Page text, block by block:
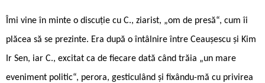
Îmi vine în minte o discuție cu C., ziarist, „om de presă“, cum îi
plăcea să se prezinte. Era după o întâlnire între Ceaușescu și Kim
Ir Sen, iar C., excitat ca de fiecare dată când trăia „un mare
eveniment politic“, perora, gesticulând și fixându-mă cu privirea